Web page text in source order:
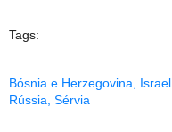
Tags:
Bósnia e Herzegovina Israel
Rússia Sérvia